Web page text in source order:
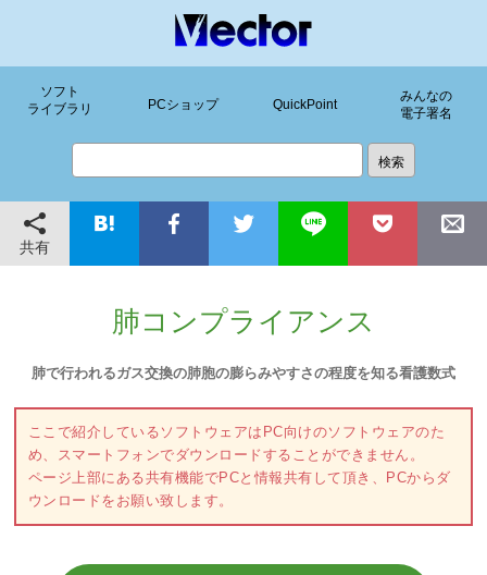
ソフト
ライブラリ
PCショップ QuickPoint
みんなの
電子署名
共有
肺コンプライアンス
肺で行われるガス交換の肺胞の膨らみやすさの程度を知る看護数式
ここで紹介しているソフトウェアはPC向けのソフトウェアのた
め、スマートフォンでダウンロードすることができません。
ページ上部にある共有機能でPCと情報共有して頂き、PCからダ
ウンロードをお願い致します。